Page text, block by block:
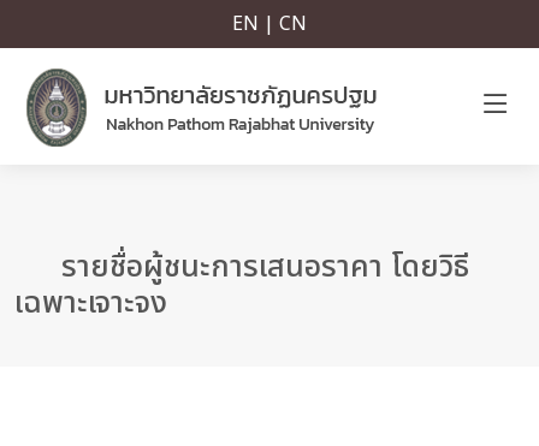
EN | CN
รายชื่อผู้ชนะการเสนอราคา โดยวิธี
เฉพาะเจาะจง